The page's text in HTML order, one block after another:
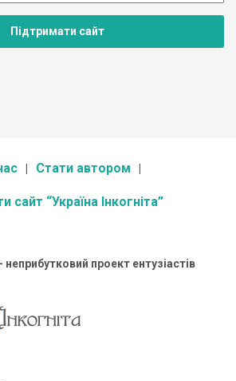
Підтримати сайт
Стати автором
сайт “Україна Інкогніта”
неприбутковий проект ентузіастів